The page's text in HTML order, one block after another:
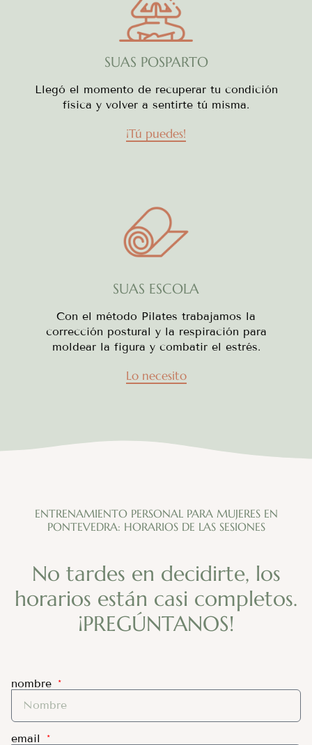
SUAS POSPARTO
Llegó el momento de recuperar tu condición
física y volver a sentirte tú misma.
¡Tú puedes!
SUAS ESCOLA
Con el método Pilates trabajamos la
corrección postural y la respiración para
moldear la figura y combatir el estrés.
Lo necesito
ENTRENAMIENTO PERSONAL PARA MUJERES EN
PONTEVEDRA: HORARIOS DE LAS SESIONES
No tardes en decidirte, los
horarios están casi completos.
¡PREGÚNTANOS!
nombre
email